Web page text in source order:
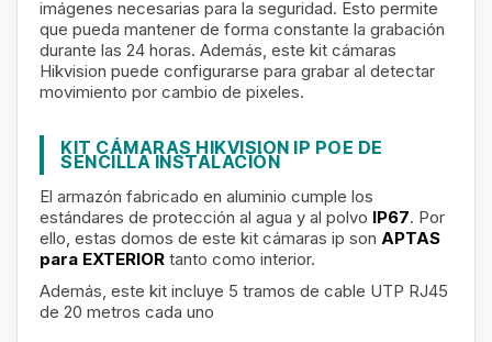
imágenes necesarias para la seguridad. Esto permite
que pueda mantener de forma constante la grabación
durante las 24 horas. Además, este kit cámaras
Hikvision puede configurarse para grabar al detectar
movimiento por cambio de pixeles.
KIT CÁMARAS HIKVISION IP POE DE
SENCILLA INSTALACIÓN
El armazón fabricado en aluminio cumple los
estándares de protección al agua y al polvo IP67. Por
ello, estas domos de este kit cámaras ip son APTAS
para EXTERIOR tanto como interior.
Además, este kit incluye 5 tramos de cable UTP RJ45
de 20 metros cada uno